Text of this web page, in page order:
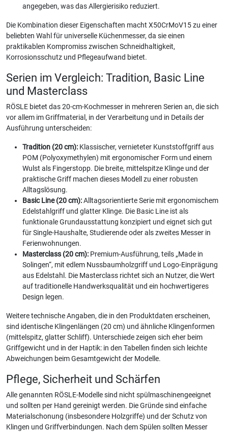
angegeben, was das Allergierisiko reduziert.
Die Kombination dieser Eigenschaften macht X50CrMoV15 zu einer
beliebten Wahl für universelle Küchenmesser, da sie einen
praktikablen Kompromiss zwischen Schneidhaltigkeit,
Korrosionsschutz und Pflegeaufwand bietet.
Serien im Vergleich: Tradition, Basic Line
und Masterclass
RÖSLE bietet das 20-cm-Kochmesser in mehreren Serien an, die sich
vor allem im Griffmaterial, in der Verarbeitung und in Details der
Ausführung unterscheiden:
Tradition (20 cm): Klassischer, vernieteter Kunststoffgriff aus
POM (Polyoxymethylen) mit ergonomischer Form und einem
Wulst als Fingerstopp. Die breite, mittelspitze Klinge und der
praktische Griff machen dieses Modell zu einer robusten
Alltagslösung.
Basic Line (20 cm):Alltagsorientierte Serie mit ergonomischem
Edelstahlgriff und glatter Klinge. Die Basic Line ist als
funktionale Grundausstattung konzipiert und eignet sich gut
für Single-Haushalte, Studierende oder als zweites Messer in
Ferienwohnungen.
Masterclass (20 cm): Premium-Ausführung, teils „Made in
Solingen“, mit edlem Nussbaumholzgriff und Logo-Einprägung
aus Edelstahl. Die Masterclass richtet sich an Nutzer, die Wert
auf traditionelle Handwerksqualität und ein hochwertigeres
Design legen.
Weitere technische Angaben, die in den Produktdaten erscheinen,
sind identische Klingenlängen (20 cm) und ähnliche Klingenformen
(mittelspitz, glatter Schliff). Unterschiede zeigen sich eher beim
Griffgewicht und in der Haptik: in den Tabellen finden sich leichte
Abweichungen beim Gesamtgewicht der Modelle.
Pflege, Sicherheit und Schärfen
Alle genannten RÖSLE-Modelle sind nicht spülmaschinengeeignet
und sollten per Hand gereinigt werden. Die Gründe sind einfache
Materialschonung (insbesondere Holzgriffe) und der Schutz von
Klingen und Griffverbindungen. Nach dem Spülen sollten Messer